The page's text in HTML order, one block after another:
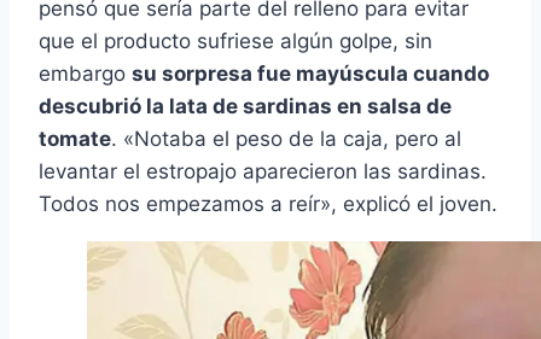
pensó que sería parte del relleno para evitar
que el producto sufriese algún golpe, sin
embargo su sorpresa fue mayúscula cuando
descubrió la lata de sardinas en salsa de
tomate. «Notaba el peso de la caja, pero al
levantar el estropajo aparecieron las sardinas.
Todos nos empezamos a reír», explicó el joven.